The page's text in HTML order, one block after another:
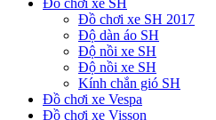
Đồ chơi xe SH
Đồ chơi xe SH 2017
Độ dàn áo SH
Độ nồi xe SH
Độ nồi xe SH
Kính chắn gió SH
Đồ chơi xe Vespa
Đồ chơi xe Visson